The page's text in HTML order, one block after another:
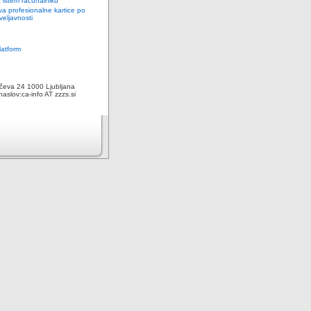
profesionalne kartice po
24 1000 Ljubljana
info AT zzzs.si